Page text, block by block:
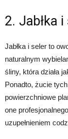
2. Jabłka
Jabłka i seler to
naturalnym
śliny, która działa
Ponadto, żucie
powierzchniowe
one
uzupełnieniem